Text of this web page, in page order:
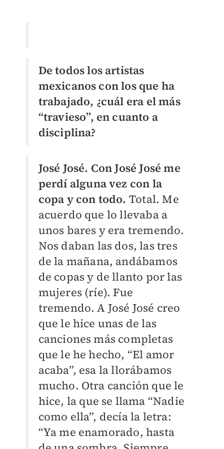
De todos los artistas
mexicanos con los que ha
trabajado, ¿cuál era el más
“travieso”, en cuanto a
disciplina?
José José. Con José José me
perdí alguna vez con la
copa y con todo. Total. Me
acuerdo que lo llevaba a
unos bares y era tremendo.
Nos daban las dos, las tres
de la mañana, andábamos
de copas y de llanto por las
mujeres (ríe). Fue
tremendo. A José José creo
que le hice unas de las
canciones más completas
que le he hecho, “El amor
acaba”, esa la llorábamos
mucho. Otra canción que le
hice, la que se llama “Nadie
como ella”, decía la letra:
“Ya me enamorado, hasta